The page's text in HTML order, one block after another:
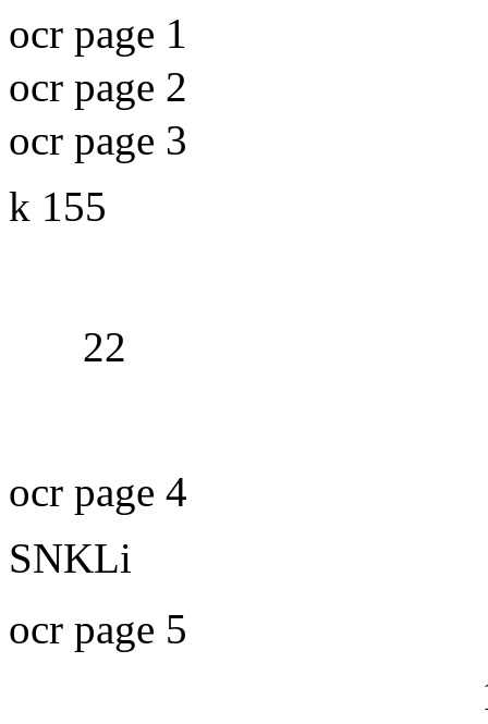
ocr page 1
ocr page 2
ocr page 3
k 155
22
ocr page 4
SNKLi
ocr page 5